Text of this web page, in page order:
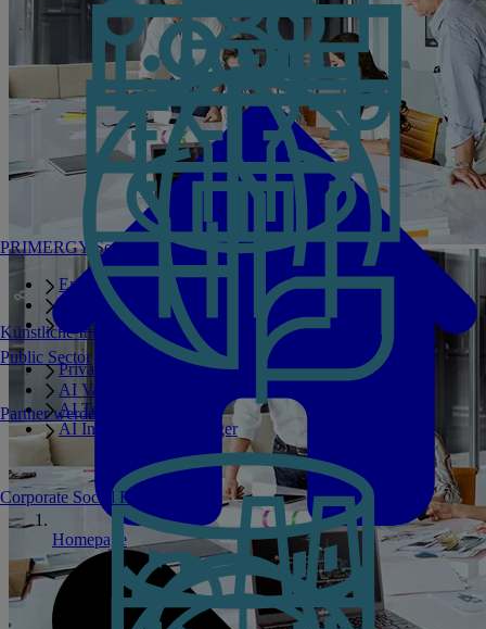
PRIMERGY Servers
Enterprise AI Server Portfolio
Benchmarks
Infrastructure Manager
Künstliche Intelligenz
Private GPT
AI Validated Designs
AI Test Drive
AI Infrastructure Manager
Public Sector
Partner werden
Corporate Social Responsibility
Homepage